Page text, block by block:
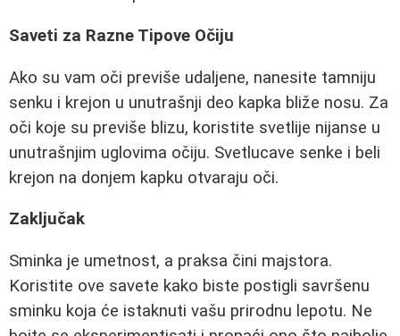
Saveti za Razne Tipove Očiju
Ako su vam oči previše udaljene, nanesite tamniju
senku i krejon u unutrašnji deo kapka bliže nosu. Za
oči koje su previše blizu, koristite svetlije nijanse u
unutrašnjim uglovima očiju. Svetlucave senke i beli
krejon na donjem kapku otvaraju oči.
Zaključak
Sminka je umetnost, a praksa čini majstora.
Koristite ove savete kako biste postigli savršenu
sminku koja će istaknuti vašu prirodnu lepotu. Ne